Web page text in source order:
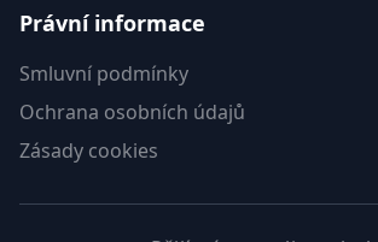
Právní informace
Smluvní podmínky
Ochrana osobních údajů
Zásady cookies